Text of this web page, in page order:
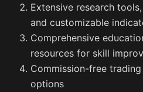
Extensive research
and customizable
Comprehensive
resources for skill
Commission-free
options